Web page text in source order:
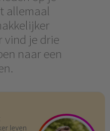
allemaal
vind je drie
naar een
leven